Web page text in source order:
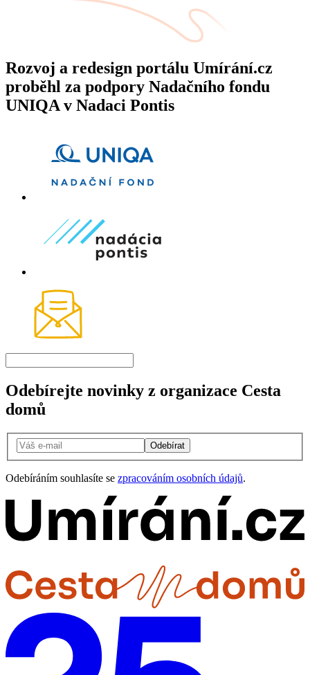
Rozvoj a redesign portálu Umírání.cz
proběhl za podpory Nadačního fondu
UNIQA v Nadaci Pontis
Odebírejte novinky z organizace Cesta
domů
Odebírat
Odebíráním souhlasíte se zpracováním osobních údajů.